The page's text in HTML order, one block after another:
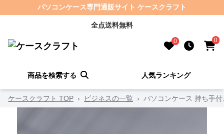
パソコンケース専門通販サイト ケースクラフト
全点送料無料
0 0
商品を検索する 人気ランキング
ケースクラフト TOP › ビジネスの一覧 › パソコンケース 持ち手